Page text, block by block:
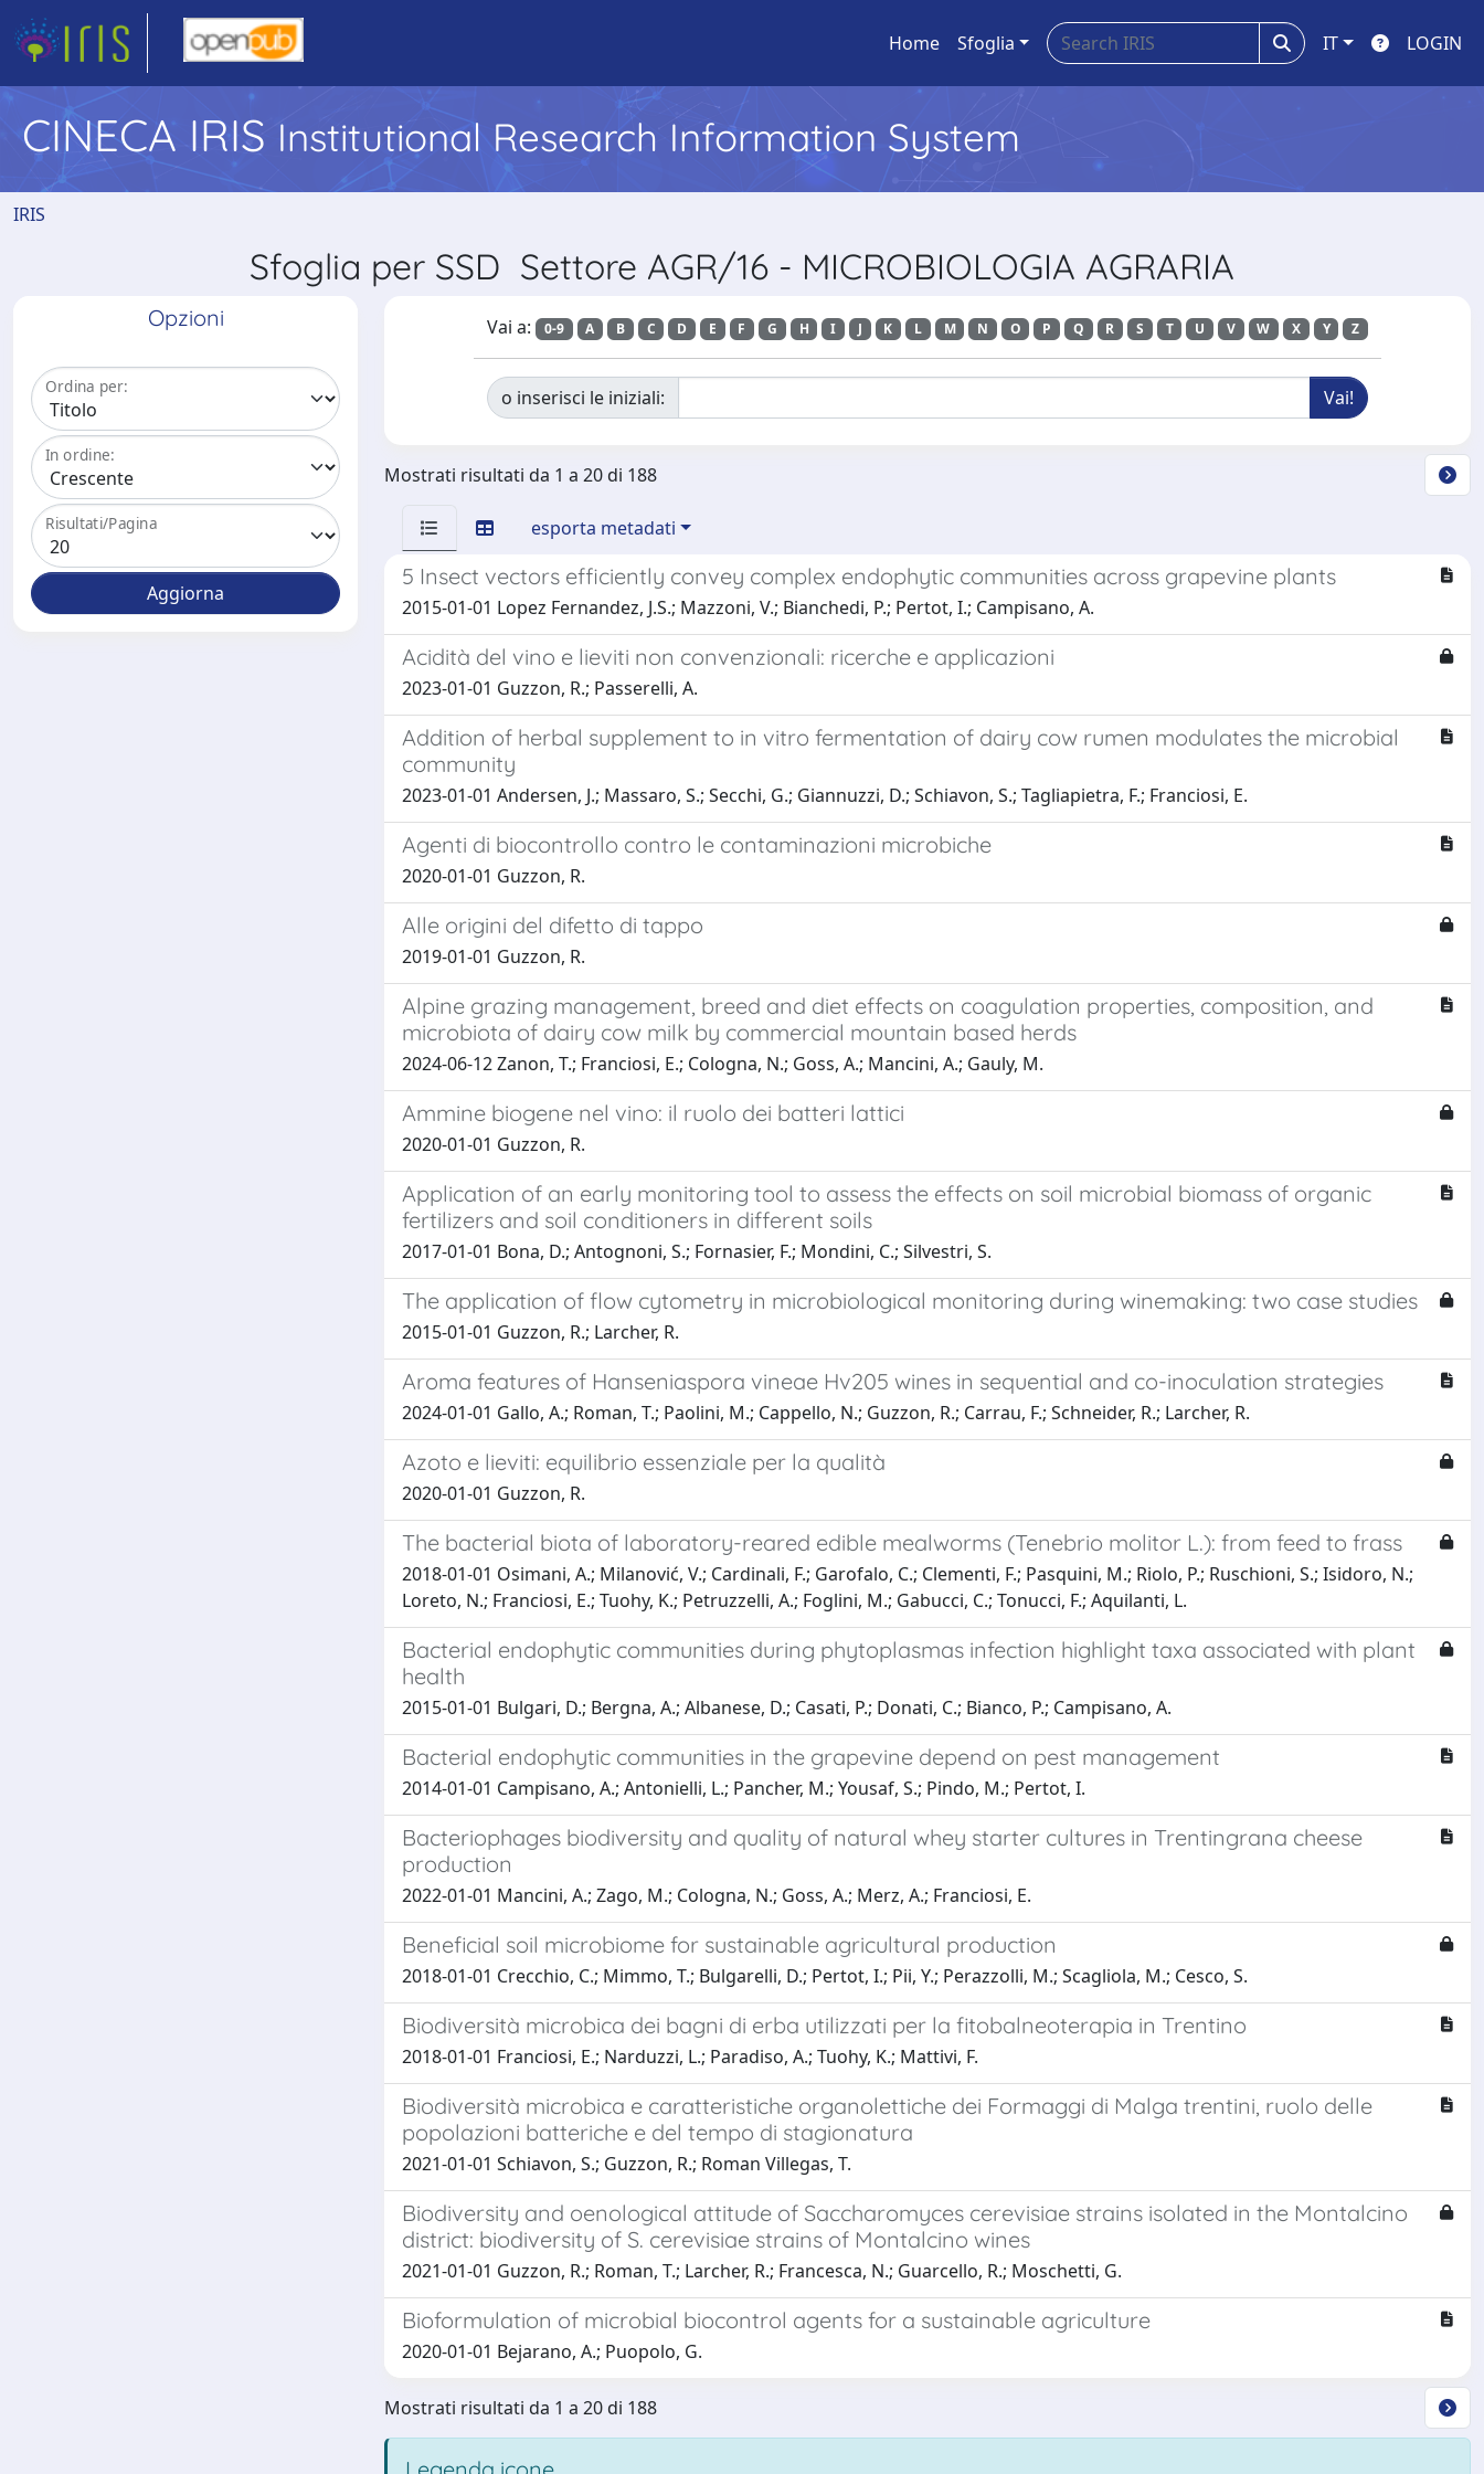
Home Sfoglia IT LOGIN
CINECA IRIS Institutional Research Information System
IRIS
Sfoglia per SSD Settore AGR/16 - MICROBIOLOGIA AGRARIA
Opzioni
Ordina per:
In ordine:
Risultati/Pagina
Vai a: 0-9 A B C D E F G H I J K L M N O P Q R S T U V W X Y Z
o inserisci le iniziali:
Mostrati risultati da 1 a 20 di 188
esporta metadati
5 Insect vectors efficiently convey complex endophytic communities across grapevine plants
2015-01-01 Lopez Fernandez, J.S.; Mazzoni, V.; Bianchedi, P.; Pertot, I.; Campisano, A.
Acidità del vino e lieviti non convenzionali: ricerche e applicazioni
2023-01-01 Guzzon, R.; Passerelli, A.
Addition of herbal supplement to in vitro fermentation of dairy cow rumen modulates the microbial
community
2023-01-01 Andersen, J.; Massaro, S.; Secchi, G.; Giannuzzi, D.; Schiavon, S.; Tagliapietra, F.; Franciosi, E.
Agenti di biocontrollo contro le contaminazioni microbiche
2020-01-01 Guzzon, R.
Alle origini del difetto di tappo
2019-01-01 Guzzon, R.
Alpine grazing management, breed and diet effects on coagulation properties, composition, and
microbiota of dairy cow milk by commercial mountain based herds
2024-06-12 Zanon, T.; Franciosi, E.; Cologna, N.; Goss, A.; Mancini, A.; Gauly, M.
Ammine biogene nel vino: il ruolo dei batteri lattici
2020-01-01 Guzzon, R.
Application of an early monitoring tool to assess the effects on soil microbial biomass of organic
fertilizers and soil conditioners in different soils
2017-01-01 Bona, D.; Antognoni, S.; Fornasier, F.; Mondini, C.; Silvestri, S.
The application of flow cytometry in microbiological monitoring during winemaking: two case studies
2015-01-01 Guzzon, R.; Larcher, R.
Aroma features of Hanseniaspora vineae Hv205 wines in sequential and co-inoculation strategies
2024-01-01 Gallo, A.; Roman, T.; Paolini, M.; Cappello, N.; Guzzon, R.; Carrau, F.; Schneider, R.; Larcher, R.
Azoto e lieviti: equilibrio essenziale per la qualità
2020-01-01 Guzzon, R.
The bacterial biota of laboratory-reared edible mealworms (Tenebrio molitor L.): from feed to frass
2018-01-01 Osimani, A.; Milanović, V.; Cardinali, F.; Garofalo, C.; Clementi, F.; Pasquini, M.; Riolo, P.; Ruschioni, S.; Isidoro, N.;
Loreto, N.; Franciosi, E.; Tuohy, K.; Petruzzelli, A.; Foglini, M.; Gabucci, C.; Tonucci, F.; Aquilanti, L.
Bacterial endophytic communities during phytoplasmas infection highlight taxa associated with plant
health
2015-01-01 Bulgari, D.; Bergna, A.; Albanese, D.; Casati, P.; Donati, C.; Bianco, P.; Campisano, A.
Bacterial endophytic communities in the grapevine depend on pest management
2014-01-01 Campisano, A.; Antonielli, L.; Pancher, M.; Yousaf, S.; Pindo, M.; Pertot, I.
Bacteriophages biodiversity and quality of natural whey starter cultures in Trentingrana cheese
production
2022-01-01 Mancini, A.; Zago, M.; Cologna, N.; Goss, A.; Merz, A.; Franciosi, E.
Beneficial soil microbiome for sustainable agricultural production
2018-01-01 Crecchio, C.; Mimmo, T.; Bulgarelli, D.; Pertot, I.; Pii, Y.; Perazzolli, M.; Scagliola, M.; Cesco, S.
Biodiversità microbica dei bagni di erba utilizzati per la fitobalneoterapia in Trentino
2018-01-01 Franciosi, E.; Narduzzi, L.; Paradiso, A.; Tuohy, K.; Mattivi, F.
Biodiversità microbica e caratteristiche organolettiche dei Formaggi di Malga trentini, ruolo delle
popolazioni batteriche e del tempo di stagionatura
2021-01-01 Schiavon, S.; Guzzon, R.; Roman Villegas, T.
Biodiversity and oenological attitude of Saccharomyces cerevisiae strains isolated in the Montalcino
district: biodiversity of S. cerevisiae strains of Montalcino wines
2021-01-01 Guzzon, R.; Roman, T.; Larcher, R.; Francesca, N.; Guarcello, R.; Moschetti, G.
Bioformulation of microbial biocontrol agents for a sustainable agriculture
2020-01-01 Bejarano, A.; Puopolo, G.
Mostrati risultati da 1 a 20 di 188